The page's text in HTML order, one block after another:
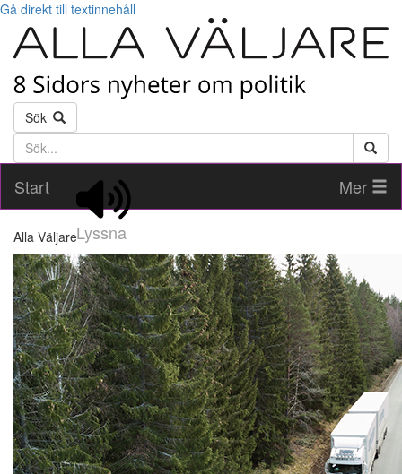
Gå direkt till textinnehåll
Sök
Söktext
Start
Lyssna
Mer
Alla Väljare